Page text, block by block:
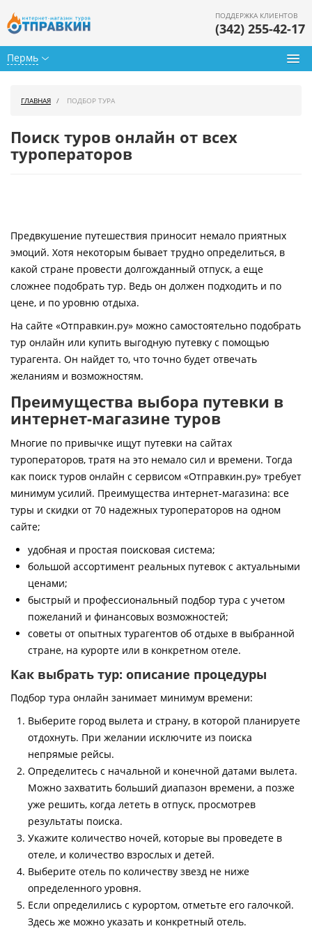
Пермь
ПОДДЕРЖКА КЛИЕНТОВ
(342) 255-42-17
Горящие туры
Страны
Как купить
Контакты
ГЛАВНАЯ ПОДБОР ТУРА
Поиск туров онлайн от всех
туроператоров
Предвкушение путешествия приносит немало приятных
эмоций. Хотя некоторым бывает трудно определиться, в
какой стране провести долгожданный отпуск, а еще
сложнее подобрать тур. Ведь он должен подходить и по
цене, и по уровню отдыха.
На сайте «Отправкин.ру» можно самостоятельно подобрать
тур онлайн или купить выгодную путевку с помощью
турагента. Он найдет то, что точно будет отвечать
желаниям и возможностям.
Преимущества выбора путевки в
интернет-магазине туров
Многие по привычке ищут путевки на сайтах
туроператоров, тратя на это немало сил и времени. Тогда
как поиск туров онлайн с сервисом «Отправкин.ру» требует
минимум усилий. Преимущества интернет-магазина: все
туры и скидки от 70 надежных туроператоров на одном
сайте;
удобная и простая поисковая система;
большой ассортимент реальных путевок с актуальными
ценами;
быстрый и профессиональный подбор тура с учетом
пожеланий и финансовых возможностей;
советы от опытных турагентов об отдыхе в выбранной
стране, на курорте или в конкретном отеле.
Как выбрать тур: описание процедуры
Подбор тура онлайн занимает минимум времени:
Выберите город вылета и страну, в которой планируете
отдохнуть. При желании исключите из поиска
непрямые рейсы.
Определитесь с начальной и конечной датами вылета.
Можно захватить больший диапазон времени, а позже
уже решить, когда лететь в отпуск, просмотрев
результаты поиска.
Укажите количество ночей, которые вы проведете в
отеле, и количество взрослых и детей.
Выберите отель по количеству звезд не ниже
определенного уровня.
Если определились с курортом, отметьте его галочкой.
Здесь же можно указать и конкретный отель.